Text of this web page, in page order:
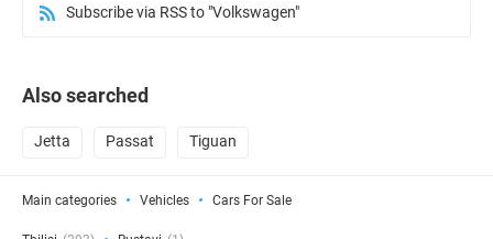
Subscribe via RSS to "Volkswagen"
Also searched
Jetta Passat Tiguan
Main categories Vehicles Cars For Sale